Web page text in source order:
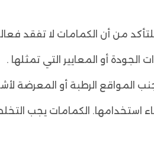
من أن الكمامات لا تفقد
أو المعايير التي تمثلها .
المواقع الرطبة أو المعرضة
استخدامها. الكمامات يجب